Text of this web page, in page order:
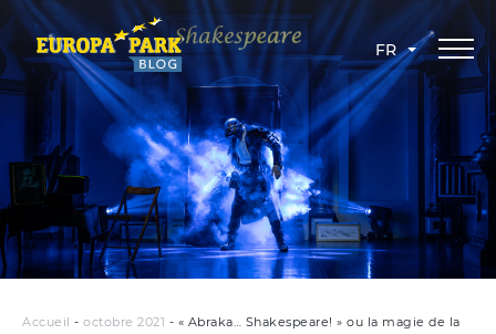
FR
Accueil - octobre 2021 - « Abraka… Shakespeare! » ou la magie de la